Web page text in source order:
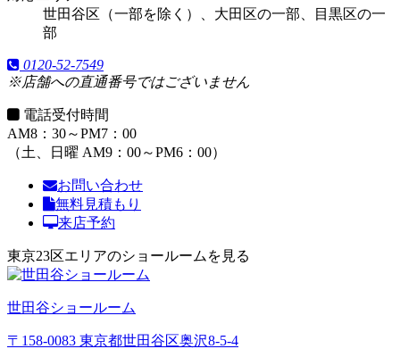
世田谷区（一部を除く）、大田区の一部、目黒区の一
部
0120-52-7549
※店舗への直通番号ではございません
電話受付時間
AM8：30～PM7：00
（土、日曜 AM9：00～PM6：00）
お問い合わせ
無料見積もり
来店予約
東京23区エリアのショールームを見る
世田谷ショールーム
〒158-0083 東京都世田谷区奥沢8-5-4